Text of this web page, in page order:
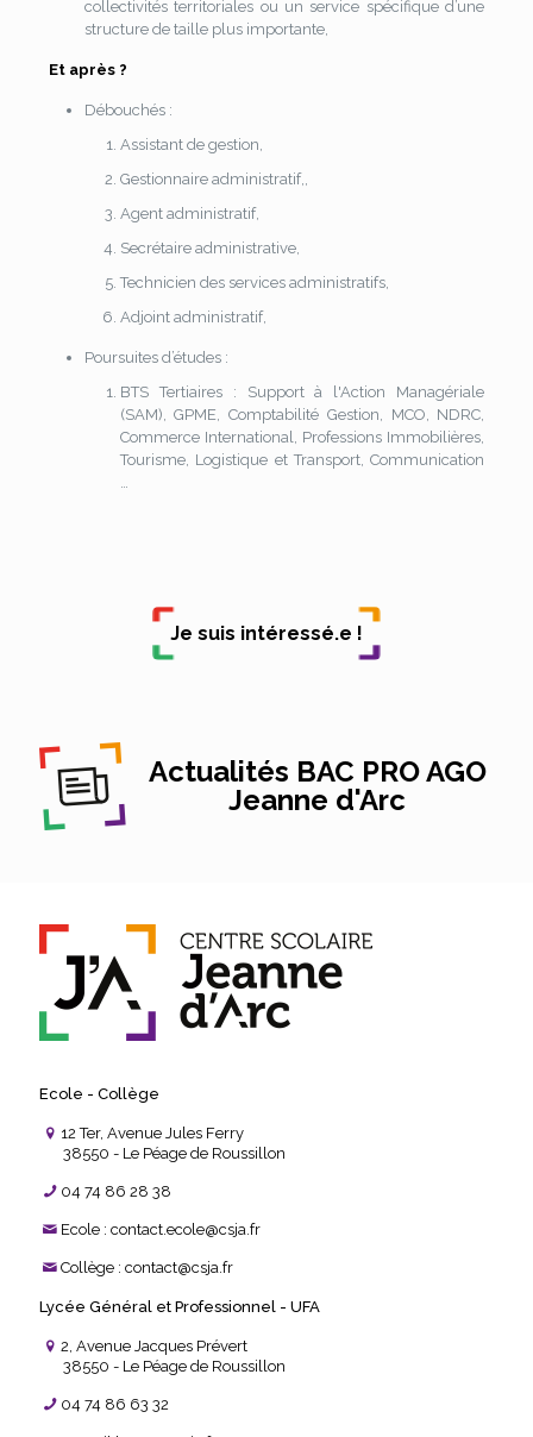
collectivités territoriales ou un service spécifique d’une
structure de taille plus importante,
Et après ?
Débouchés :
Assistant de gestion,
Gestionnaire administratif,,
Agent administratif,
Secrétaire administrative,
Technicien des services administratifs,
Adjoint administratif,
Poursuites d’études :
BTS Tertiaires : Support à l'Action Managériale
(SAM), GPME, Comptabilité Gestion, MCO, NDRC,
Commerce International, Professions Immobilières,
Tourisme, Logistique et Transport, Communication
Je suis intéressé.e !
Actualités BAC PRO AGO
Jeanne d'Arc
Ecole - Collège
12 Ter, Avenue Jules Ferry
38550 - Le Péage de Roussillon
04 74 86 28 38
Ecole : contact.ecole@csja.fr
Collège : contact@csja.fr
Lycée Général et Professionnel - UFA
2, Avenue Jacques Prévert
38550 - Le Péage de Roussillon
04 74 86 63 32